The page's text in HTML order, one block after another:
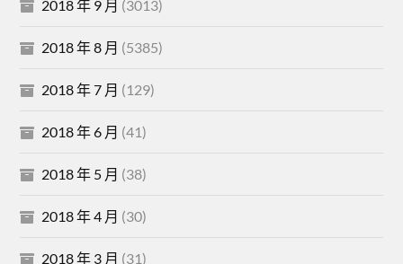
2018 年 9 月 (3013)
2018 年 8 月 (5385)
2018 年 7 月 (129)
2018 年 6 月 (41)
2018 年 5 月 (38)
2018 年 4 月 (30)
2018 年 3 月 (31)